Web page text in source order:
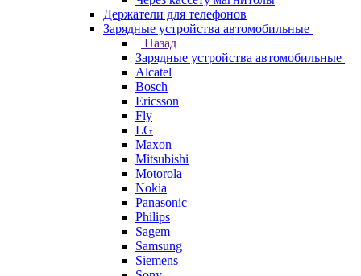
Держатели для телефонов
Зарядные устройства автомобильные
Назад
Зарядные устройства автомобильные
Alcatel
Bosch
Ericsson
Fly
LG
Maxon
Mitsubishi
Motorola
Nokia
Panasonic
Philips
Sagem
Samsung
Siemens